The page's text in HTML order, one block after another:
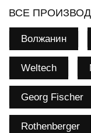
ВСЕ
Волжанин
Weltech
Georg Fischer
Rothenberger